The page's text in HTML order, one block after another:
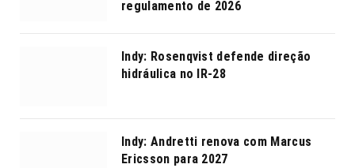
regulamento de 2026
Indy: Rosenqvist defende direção
hidráulica no IR-28
Indy: Andretti renova com Marcus
Ericsson para 2027